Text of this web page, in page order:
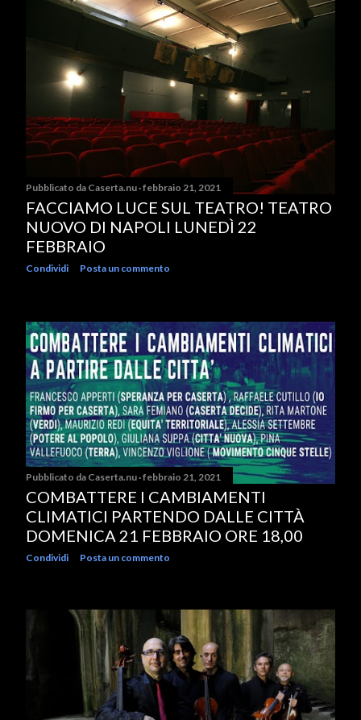
Pubblicato da Caserta.nu febbraio 21, 2021
FACCIAMO LUCE SUL TEATRO! TEATRO
NUOVO DI NAPOLI LUNEDÌ 22
FEBBRAIO
Condividi Posta un commento
Pubblicato da Caserta.nu febbraio 21, 2021
COMBATTERE I CAMBIAMENTI
CLIMATICI PARTENDO DALLE CITTÀ
DOMENICA 21 FEBBRAIO ORE 18,00
Condividi Posta un commento